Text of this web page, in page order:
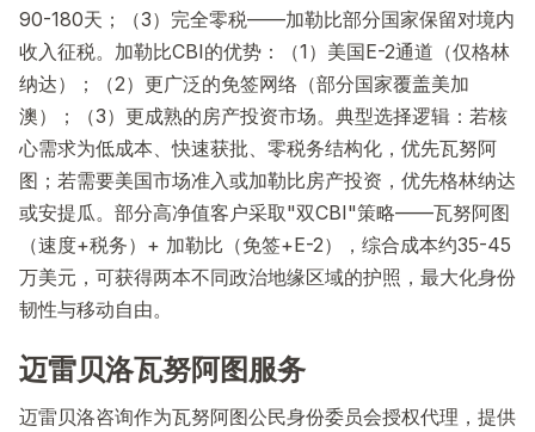
90-180天；（3）完全零税——加勒比部分国家保留对境内
收入征税。加勒比CBI的优势：（1）美国E-2通道（仅格林
纳达）；（2）更广泛的免签网络（部分国家覆盖美加
澳）；（3）更成熟的房产投资市场。典型选择逻辑：若核
心需求为低成本、快速获批、零税务结构化，优先瓦努阿
图；若需要美国市场准入或加勒比房产投资，优先格林纳达
或安提瓜。部分高净值客户采取"双CBI"策略——瓦努阿图
（速度+税务）+ 加勒比（免签+E-2），综合成本约35-45
万美元，可获得两本不同政治地缘区域的护照，最大化身份
韧性与移动自由。
迈雷贝洛瓦努阿图服务
迈雷贝洛咨询作为瓦努阿图公民身份委员会授权代理，提供